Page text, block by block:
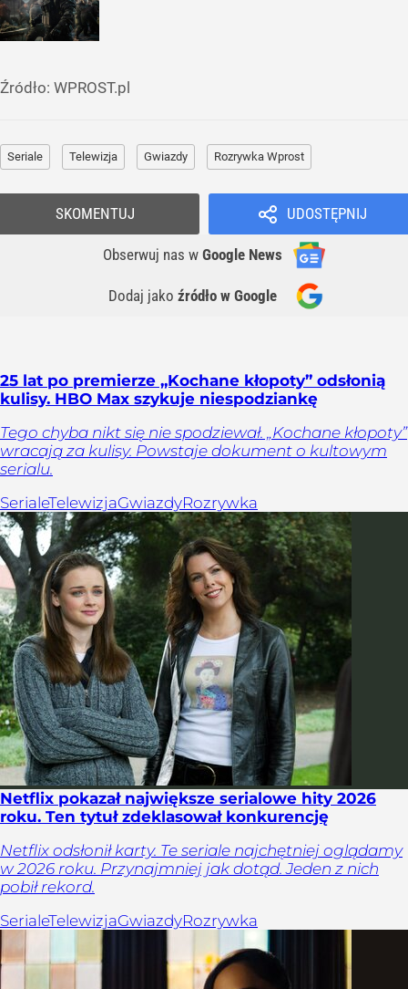
Źródło: WPROST.pl
Seriale Telewizja Gwiazdy Rozrywka Wprost
UDOSTĘPNIJ
Obserwuj nas w Google News
Dodaj jako źródło w Google
SKOMENTUJ
25 lat po premierze „Kochane kłopoty” odsłonią
kulisy. HBO Max szykuje niespodziankę
Tego chyba nikt się nie spodziewał. „Kochane kłopoty”
wracają za kulisy. Powstaje dokument o kultowym
serialu.
SerialeTelewizjaGwiazdyRozrywka
Netflix pokazał największe serialowe hity 2026
roku. Ten tytuł zdeklasował konkurencję
Netflix odsłonił karty. Te seriale najchętniej oglądamy
w 2026 roku. Przynajmniej jak dotąd. Jeden z nich
pobił rekord.
SerialeTelewizjaGwiazdyRozrywka